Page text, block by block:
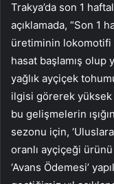
Trakya’da son 1
açıklamada, “Son 1
üretiminin lokomotifi
hasat başlamış olup
yağlık ayçiçek
ilgisi görerek
bu gelişmelerin
sezonu için,
oranlı ayçiçeği
‘Avans Ödemesi’